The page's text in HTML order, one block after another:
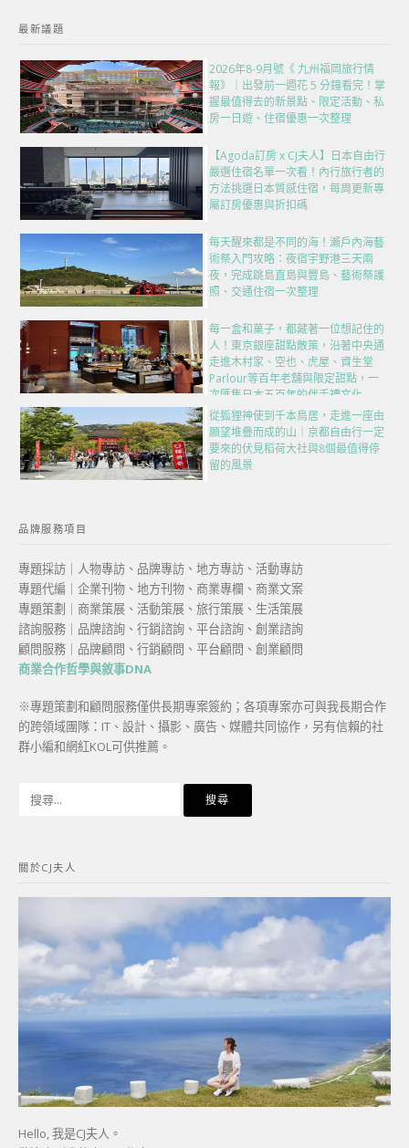
最新議題
2026年8-9月號《 九州福岡旅行情
報》｜出發前一週花 5 分鐘看完！掌
握最值得去的新景點、限定活動、私
房一日遊、住宿優惠一次整理
【Agoda訂房 x CJ夫人】日本自由行
嚴選住宿名單一次看！內行旅行者的
方法挑選日本質感住宿，每周更新專
屬訂房優惠與折扣碼
每天醒來都是不同的海！瀨戶內海藝
術祭入門攻略：夜宿宇野港三天兩
夜，完成跳島直島與豐島、藝術祭護
照、交通住宿一次整理
每一盒和菓子，都藏著一位想記住的
人！東京銀座甜點散策，沿著中央通
走進木村家、空也、虎屋、資生堂
Parlour等百年老舖與限定甜點，一
次匯集日本五百年的伴手禮文化
從狐狸神使到千本鳥居，走進一座由
願望堆疊而成的山｜京都自由行一定
要來的伏見稻荷大社與8個最值得停
留的風景
品牌服務項目
專題採訪｜人物專訪、品牌專訪、地方專訪、活動專訪
專題代編｜企業刊物、地方刊物、商業專欄、商業文案
專題策劃｜商業策展、活動策展、旅行策展、生活策展
諮詢服務｜品牌諮詢、行銷諮詢、平台諮詢、創業諮詢
顧問服務｜品牌顧問、行銷顧問、平台顧問、創業顧問
商業合作哲學與敘事DNA
※專題策劃和顧問服務僅供長期專案簽約；各項專案亦可與我長期合作
的跨領域團隊：IT、設計、攝影、廣告、媒體共同協作，另有信賴的社
群小編和網紅KOL可供推薦。
字:
關於CJ夫人
Hello, 我是CJ夫人。